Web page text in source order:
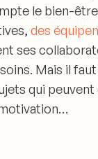
le bien-
des
ses
. Mais il
qui
…